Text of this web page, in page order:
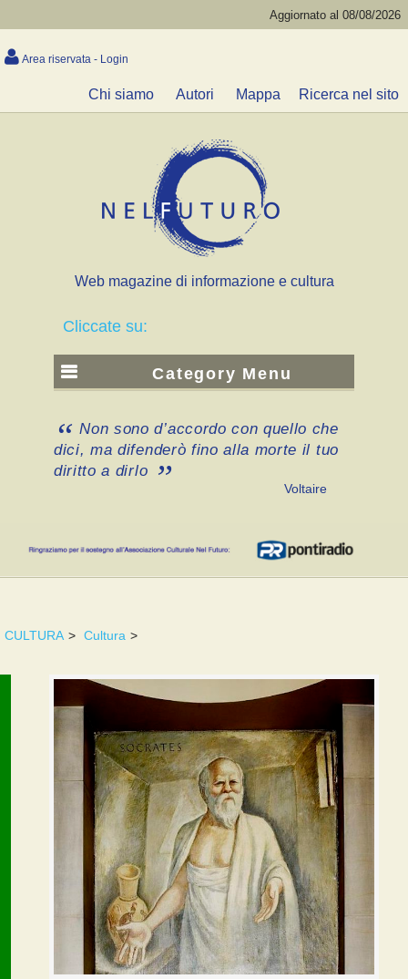
Aggiornato al 08/08/2026
Area riservata - Login
Chi siamo Autori Mappa Ricerca nel sito
Web magazine di informazione e cultura
Cliccate su:
Category Menu
Non sono d’accordo con quello che
dici, ma difenderò fino alla morte il tuo
diritto a dirlo
Voltaire
CULTURA > Cultura >